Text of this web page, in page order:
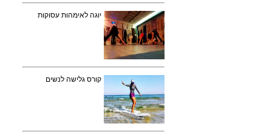
יוגה לאימהות עסוקות
קורס גלישה לנשים